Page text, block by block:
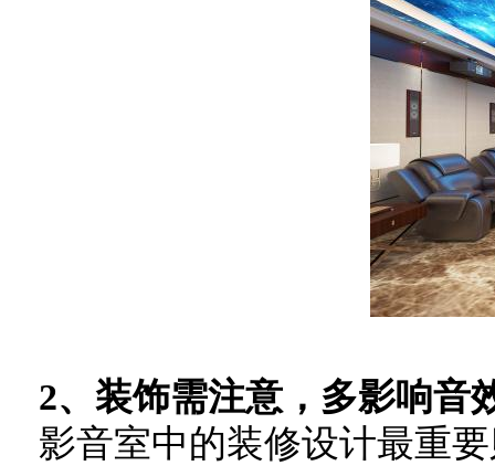
2、装饰需注意，多影响音
影音室中的装修设计最重